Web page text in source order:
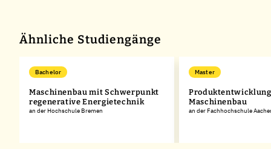
Ähnliche Studiengänge
Bachelor
Maschinenbau mit Schwerpunkt
regenerative Energietechnik
an der Hochschule Bremen
Master
Maschinenbau
an der Fachhochschule